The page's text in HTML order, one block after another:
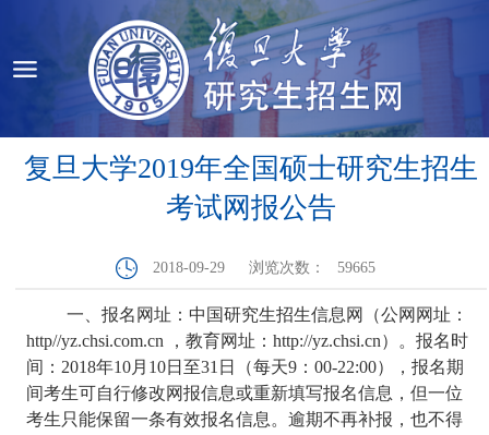
复旦大学2019年全国硕士研究生招生
考试网报公告
2018-09-29 浏览次数： 59665
一、报名网址：中国研究生招生信息网（公网网址：
http//yz.chsi.com.cn
， 教育网址： http://yz.chsi.cn）。报名时
间： 2018年10月 10日至31 日（每天9 ： 00-22:00），报名期
间考生可自行修改网报信息或重新填写报名信息，但一位
考生只能保留一条有效报名信息。逾期不再补报，也不得